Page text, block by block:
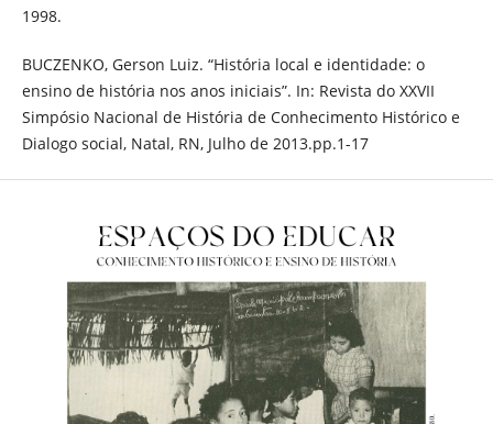
1998.
BUCZENKO, Gerson Luiz. “História local e identidade: o
ensino de história nos anos iniciais”. In: Revista do XXVII
Simpósio Nacional de História de Conhecimento Histórico e
Dialogo social, Natal, RN, Julho de 2013.pp.1-17